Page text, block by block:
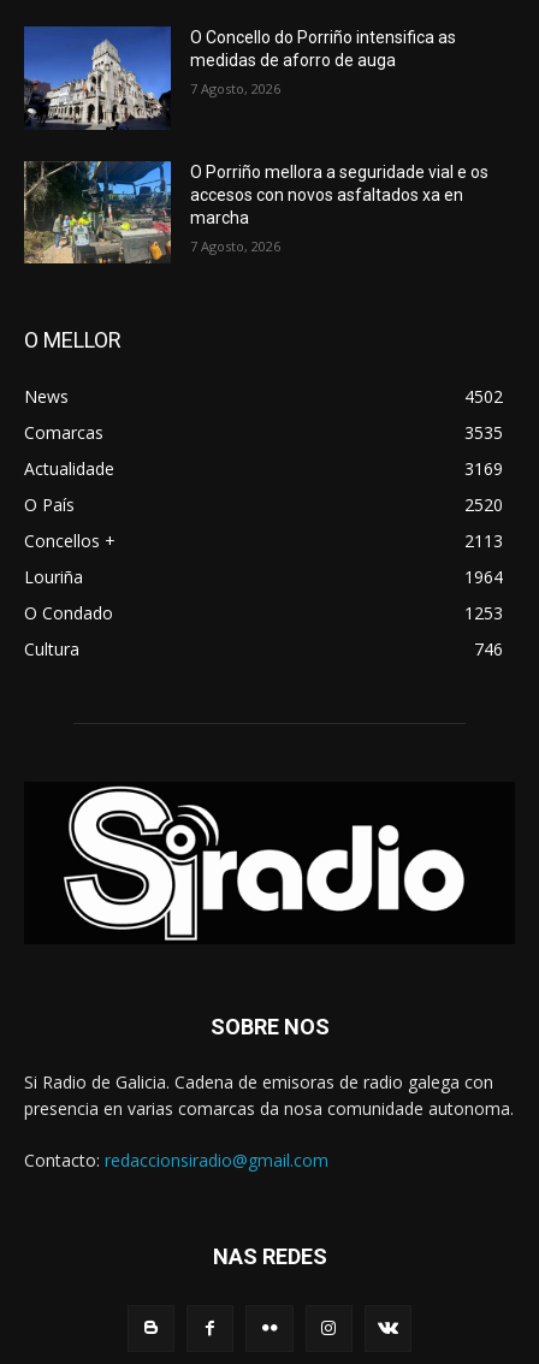
O Concello do Porriño intensifica as
medidas de aforro de auga
7 Agosto, 2026
O Porriño mellora a seguridade vial e os
accesos con novos asfaltados xa en
marcha
7 Agosto, 2026
O MELLOR
News
4502
Comarcas
3535
Actualidade
3169
O País
2520
Concellos +
2113
Louriña
1964
O Condado
1253
Cultura
746
SOBRE NOS
Si Radio de Galicia. Cadena de emisoras de radio galega con
presencia en varias comarcas da nosa comunidade autonoma.
Contacto: redaccionsiradio@gmail.com
NAS REDES